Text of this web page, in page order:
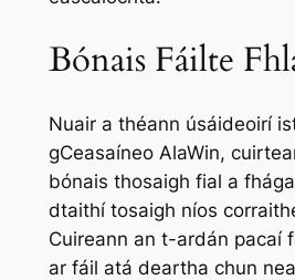
Bónais Fáilte
Nuair a théann úsáideoirí
gCeasaíneo AlaWin,
bónais thosaigh fial a
dtaithí tosaigh níos
Cuireann an t-ardán pacaí
ar fáil atá deartha chun